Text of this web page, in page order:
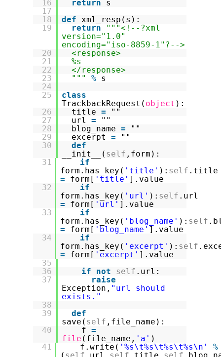
16
return
s
17
18
def xml_resp(s):
19
return
"""<!--?xml
version="1.0"
encoding="iso-8859-1"?-->
20
<response>
21
%s
22
</response>
23
""" % s
24
25
class
TrackbackRequest( object ):
26
title =
""
27
url =
""
28
blog_name =
""
29
excerpt =
""
30
def
__init__( self ,form):
31
if
form.has_key( 'title' ): self .title
=
form[ 'title' ].value
32
if
form.has_key( 'url' ): self .url
=
form[ 'url' ].value
33
if
form.has_key( 'blog_name' ): self
=
form[ 'blog_name' ].value
34
if
form.has_key( 'excerpt' ): self
=
form[ 'excerpt' ].value
35
36
if not self .url:
37
raise
Exception, "url should
exists."
38
39
def
save( self ,file_name):
40
f =
file (file_name, 'a' )
41
f.write( '%s\t%s\t%s\t%s\n'
%